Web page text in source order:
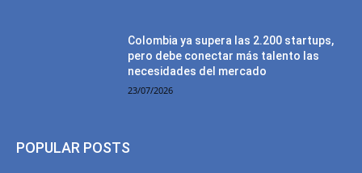
Colombia ya supera las 2.200 startups,
pero debe conectar más talento las
necesidades del mercado
23/07/2026
POPULAR POSTS